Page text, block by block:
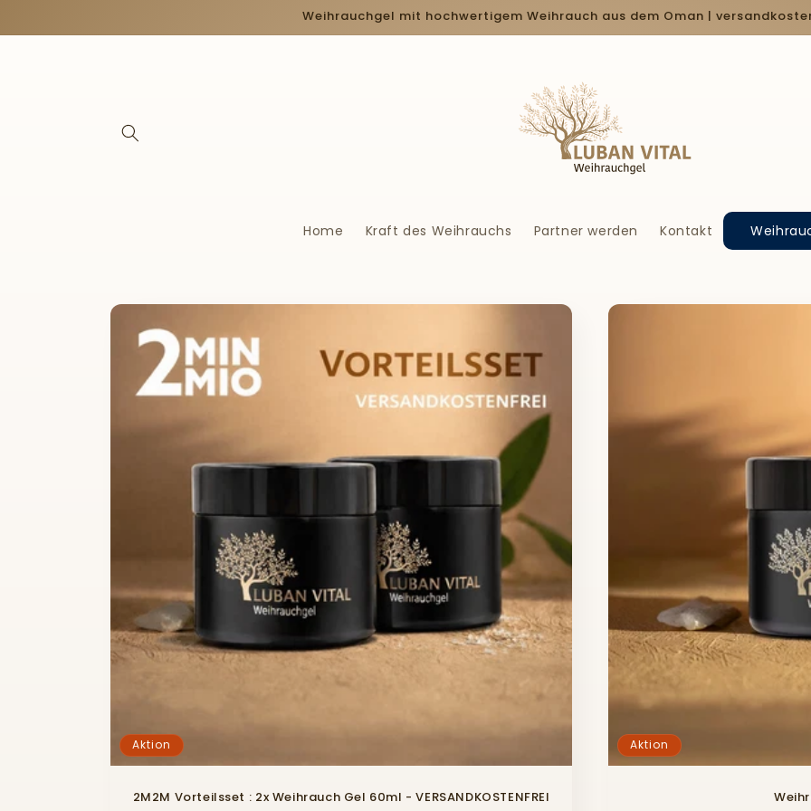
Inhalt
Weihrauchgel mit hochwertigem Weihrauch aus dem Oman |
Home Kraft des Weihrauchs Partner werden Kontakt
Aktion
2M2M Vorteilsset : 2x Weihrauch Gel 60ml - VERSANDKOSTENFREI
Aktion